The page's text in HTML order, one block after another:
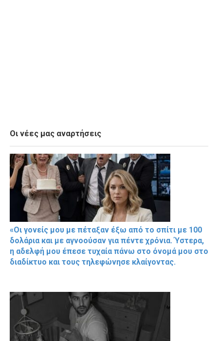
Οι νέες μας αναρτήσεις
«Οι γονείς μου με πέταξαν έξω από το σπίτι με 100
δολάρια και με αγνοούσαν για πέντε χρόνια. Ύστερα,
η αδελφή μου έπεσε τυχαία πάνω στο όνομά μου στο
διαδίκτυο και τους τηλεφώνησε κλαίγοντας.